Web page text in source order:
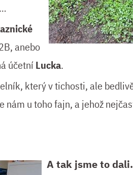
anebo
účetní Lucka.
který v tichosti, ale
nám u toho fajn, a jehož
A tak jsme to dali.